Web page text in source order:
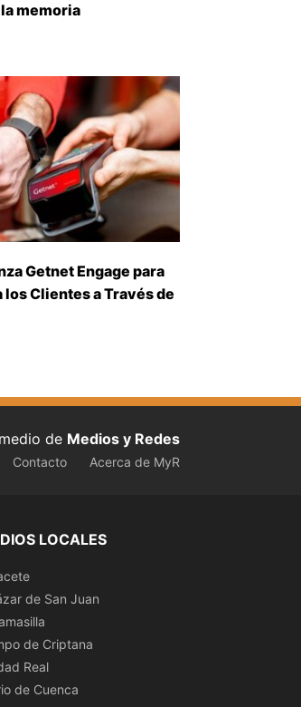
memoria
Getnet Engage para
los Clientes a Través de
de Medios y Redes
Contacto Acerca de MyR
LOCALES
de San Juan
de Criptana
Real
de Cuenca